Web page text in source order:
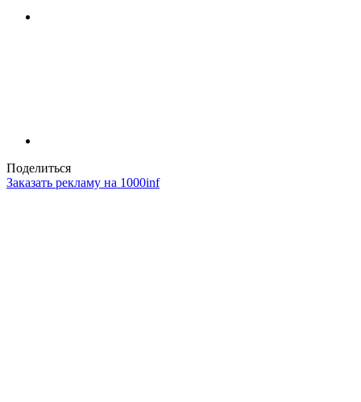
Поделиться
Заказать рекламу на 1000inf